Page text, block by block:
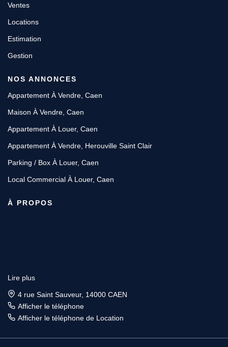
Ventes
Locations
Estimation
Gestion
NOS ANNONCES
Appartement À Vendre, Caen
Maison À Vendre, Caen
Appartement À Louer, Caen
Appartement À Vendre, Herouville Saint Clair
Parking / Box À Louer, Caen
Local Commercial À Louer, Caen
À PROPOS
Lire plus
4 rue Saint Sauveur, 14000 CAEN
Afficher le téléphone
Afficher le téléphone de Location